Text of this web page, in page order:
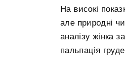
На високі
але природні
аналізу жінка
пальпація